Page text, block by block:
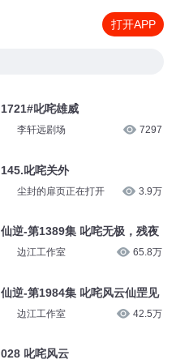
打开APP
1721#叱咤雄威
李轩远剧场 7297
145.叱咤关外
尘封的扉页正在打开 3.9万
仙逆-第1389集 叱咤无极，残夜
边江工作室 65.8万
仙逆-第1984集 叱咤风云仙罡见
边江工作室 42.5万
028 叱咤风云